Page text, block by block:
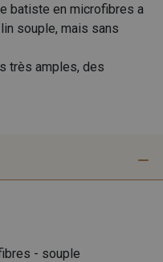
batiste en microfibres a
souple, mais sans
très amples, des
- souple